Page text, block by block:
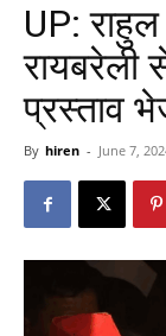
UP:
रायबरेली
प्रस्ताव
By hiren - June 7,